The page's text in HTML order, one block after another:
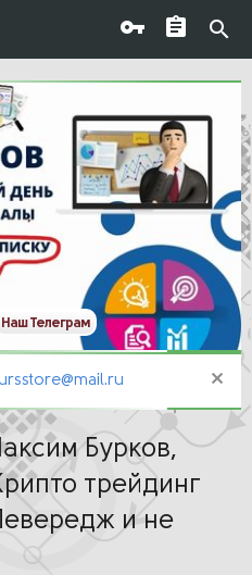
Наш Телеграм
Бурков,
трейдинг
и не